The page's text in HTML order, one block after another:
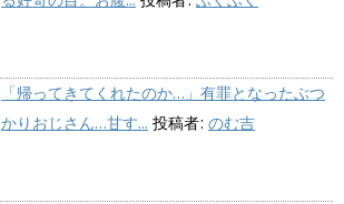
「帰ってきてくれたのか…」有罪となったぶつ
かりおじさん…甘す... 投稿者: のむ吉